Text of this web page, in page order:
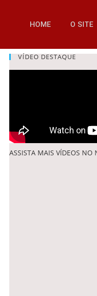
HOME O SITE
VÍDEO DESTAQUE
ASSISTA MAIS VÍDEOS NO